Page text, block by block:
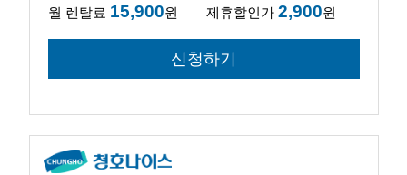
월 렌탈료 15,900원 제휴할인가2,900원